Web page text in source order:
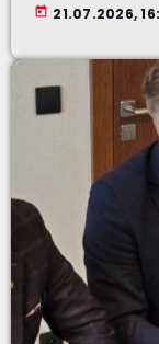
today 21.07.2026,